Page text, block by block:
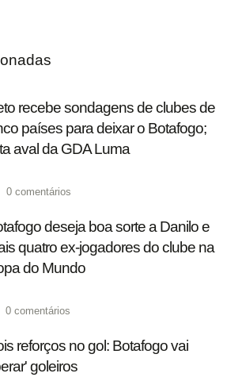
recebe sondagens de clubes de
países para deixar o Botafogo;
aval da GDA Luma
0 comentários
deseja boa sorte a Danilo e
quatro ex-jogadores do clube na
do Mundo
0 comentários
reforços no gol: Botafogo vai
goleiros